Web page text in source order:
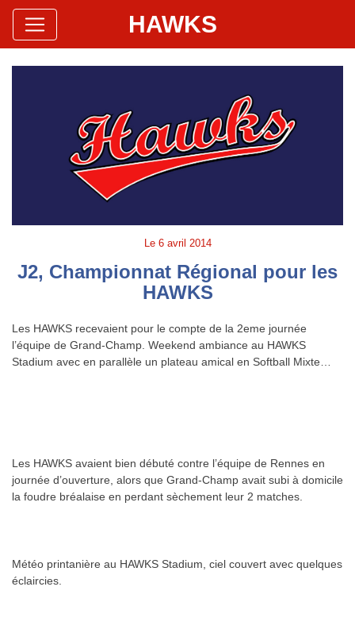
Hawks Baseball Softball
Site Officiel HAWKS
Le 6 avril 2014
J2, Championnat Régional pour les
HAWKS
Les HAWKS recevaient pour le compte de la 2eme journée
l’équipe de Grand-Champ. Weekend ambiance au HAWKS
Stadium avec en parallèle un plateau amical en Softball Mixte…
Les HAWKS avaient bien débuté contre l’équipe de Rennes en
journée d’ouverture, alors que Grand-Champ avait subi à domicile
la foudre bréalaise en perdant sèchement leur 2 matches.
Météo printanière au HAWKS Stadium, ciel couvert avec quelques
éclaircies.